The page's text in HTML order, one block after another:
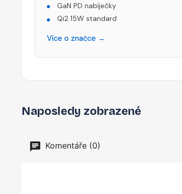
GaN PD nabíječky
Qi2 15W standard
Více o značce →
Naposledy zobrazené
Komentáře (0)